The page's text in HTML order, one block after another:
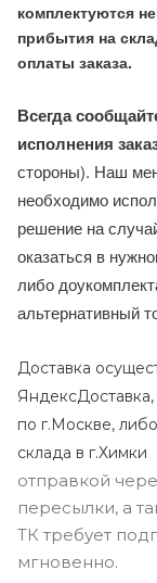
комплектуются
прибытия на
оплаты заказа.
Всегда
исполнения
стороны). Наш
необходимо
решение на
оказаться в
либо
альтернативный
Доставка
по г.Москве,
склада в г.Химки
отправкой
пересылки, а
ТК требует
мгновенно.